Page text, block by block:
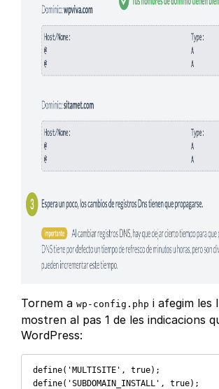
Tornem awp-config.php i afegim les
mostren al pas 1 de les indicacions
WordPress:
define('MULTISITE', true);
define('SUBDOMAIN_INSTALL', true);